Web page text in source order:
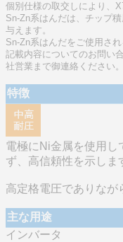
個別仕様の取交しにより、
Sn-Zn系はんだは、チップ
与えます。
Sn-Zn系はんだをご使用さ
記載内容についてのお問い
社営業まで御連絡ください。
特徴
電極にNi金属を使用し
ず、高信頼性を示しま
高定格電圧でありなが
主な用途
インバータ